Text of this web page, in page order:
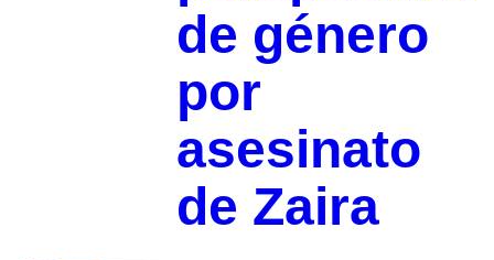
de género
por
asesinato
de Zaira